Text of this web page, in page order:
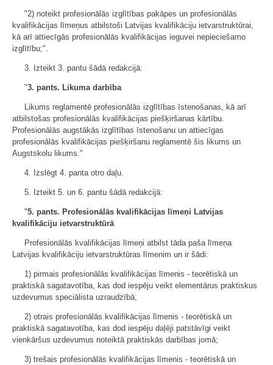
"2) noteikt profesionālās izglītības pakāpes un profesionālās
kvalifikācijas līmeņus atbilstoši Latvijas kvalifikāciju ietvarstruktūrai,
kā arī attiecīgās profesionālās kvalifikācijas ieguvei nepieciešamo
izglītību;".
3. Izteikt 3. pantu šādā redakcijā:
"3. pants. Likuma darbība
Likums reglamentē profesionālās izglītības īstenošanas, kā arī
atbilstošas profesionālās kvalifikācijas piešķiršanas kārtību.
Profesionālās augstākās izglītības īstenošanu un attiecīgas
profesionālās kvalifikācijas piešķiršanu reglamentē šis likums un
Augstskolu likums."
4. Izslēgt 4. panta otro daļu.
5. Izteikt 5. un 6. pantu šādā redakcijā:
"5. pants. Profesionālās kvalifikācijas līmeņi Latvijas
kvalifikāciju ietvarstruktūrā
Profesionālās kvalifikācijas līmeņi atbilst tāda paša līmeņa
Latvijas kvalifikāciju ietvarstruktūras līmenim un ir šādi:
1) pirmais profesionālās kvalifikācijas līmenis - teorētiskā un
praktiskā sagatavotība, kas dod iespēju veikt elementārus praktiskus
uzdevumus speciālista uzraudzībā;
2) otrais profesionālās kvalifikācijas līmenis - teorētiskā un
praktiskā sagatavotība, kas dod iespēju daļēji patstāvīgi veikt
vienkāršus uzdevumus noteiktā praktiskās darbības jomā;
3) trešais profesionālās kvalifikācijas līmenis - teorētiskā un